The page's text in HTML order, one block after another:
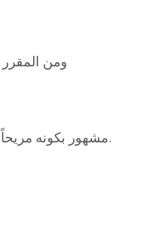
ومن
Ondoku مشهور بكونه مريحاً وبأن قراءته الصوتية طبيعية.